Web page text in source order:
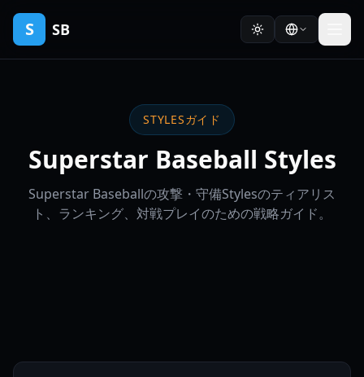
S SB
STYLESガイド
Superstar Baseball Styles
Superstar Baseballの攻撃・守備Stylesのティアリス
ト、ランキング、対戦プレイのための戦略ガイド。